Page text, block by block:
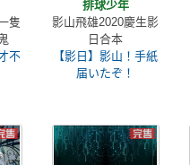
隻
不
排球少年
影山飛雄2020慶生影
日合本
【影日】影山！手紙
届いたぞ！